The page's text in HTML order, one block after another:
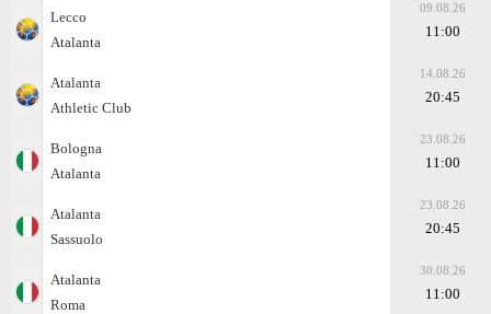
Lecco
Atalanta
09.08.26
11:00
Atalanta
Athletic Club
14.08.26
20:45
Bologna
Atalanta
23.08.26
11:00
Atalanta
Sassuolo
23.08.26
20:45
Atalanta
Roma
30.08.26
11:00